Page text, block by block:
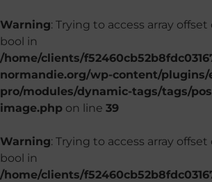
Warning: Trying to access array
bool in
/home/clients/
normandie.org/wp-content/plugins/
pro/modules/dynamic-tags/tags/
image.php on line 39
Warning: Trying to access array
bool in
/home/clients/